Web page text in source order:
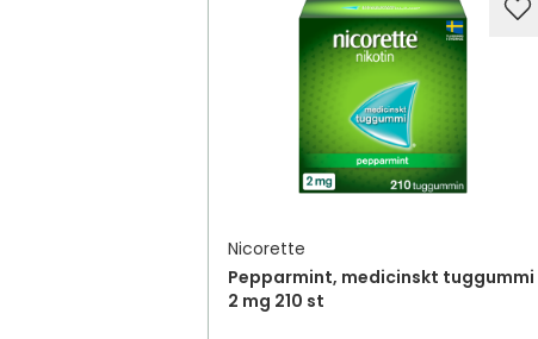
Nicorette
Pepparmint, medicinskt tuggummi
2 mg 210 st